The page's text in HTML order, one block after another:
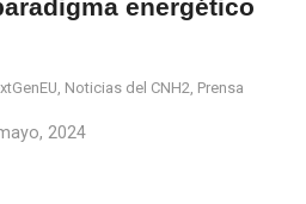
energético
, Noticias del CNH2, Prensa
2024